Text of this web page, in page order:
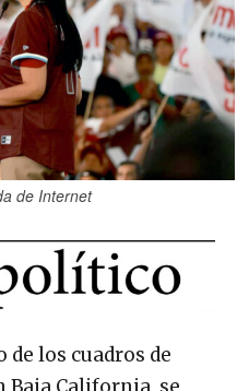
de Internet
los cuadros de